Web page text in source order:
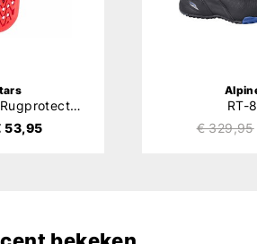
Nucleon Plasma Rugprotector
53,95
RT-
€ 329,95